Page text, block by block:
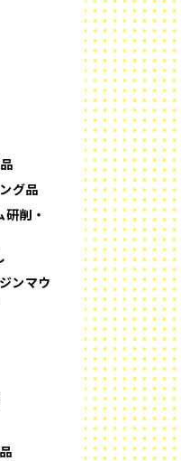
グ品
削・
ンマウ